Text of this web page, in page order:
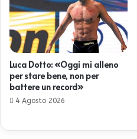
Luca Dotto: «Oggi mi alleno
per stare bene, non per
battere un record»
4 Agosto 2026